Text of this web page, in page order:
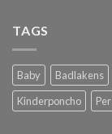
TAGS
Baby Badlakens
Kinderponcho